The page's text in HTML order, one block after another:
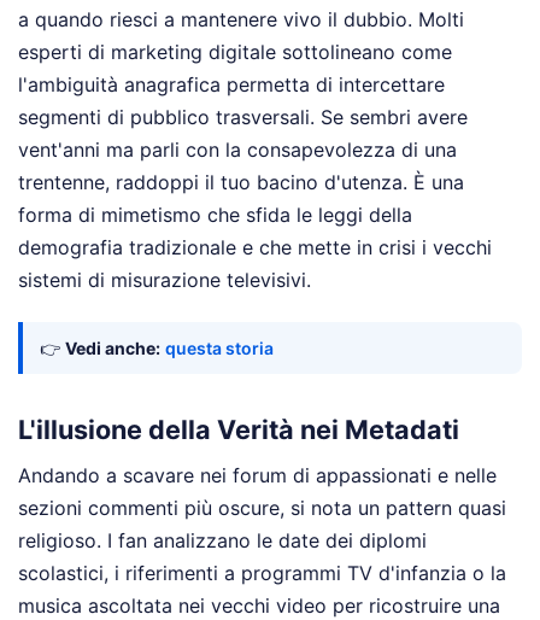
a quando riesci a mantenere vivo il dubbio. Molti
esperti di marketing digitale sottolineano come
l'ambiguità anagrafica permetta di intercettare
segmenti di pubblico trasversali. Se sembri avere
vent'anni ma parli con la consapevolezza di una
trentenne, raddoppi il tuo bacino d'utenza. È una
forma di mimetismo che sfida le leggi della
demografia tradizionale e che mette in crisi i vecchi
sistemi di misurazione televisivi.
👉 Vedi anche: questa storia
L'illusione della Verità nei Metadati
Andando a scavare nei forum di appassionati e nelle
sezioni commenti più oscure, si nota un pattern quasi
religioso. I fan analizzano le date dei diplomi
scolastici, i riferimenti a programmi TV d'infanzia o la
musica ascoltata nei vecchi video per ricostruire una